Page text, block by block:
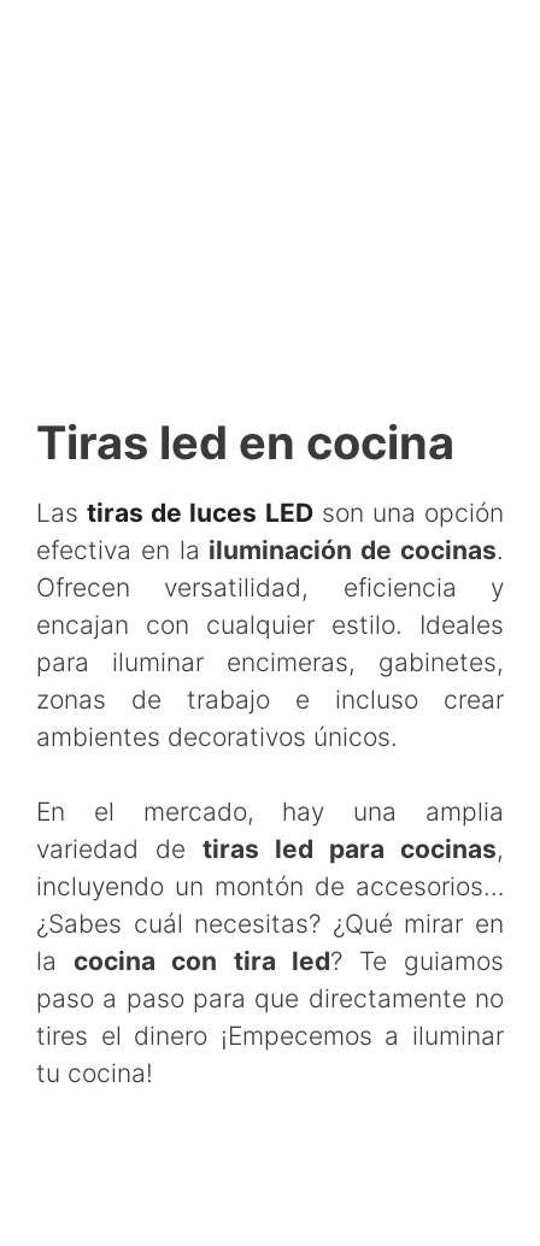
Tiras led en cocina
Lastiras de luces LEDson una opción
efectiva en la iluminación de cocinas.
Ofrecen versatilidad, eficiencia y
encajan con cualquier estilo. Ideales
para iluminar encimeras, gabinetes,
zonas de trabajo e incluso crear
ambientes decorativos únicos.
En el mercado, hay una amplia
variedad de tiras led para cocinas,
incluyendo un montón de accesorios…
¿Sabes cuál necesitas? ¿Qué mirar en
lacocina con tira led? Te guiamos
paso a paso para que directamente no
tires el dinero ¡Empecemos a iluminar
tu cocina!